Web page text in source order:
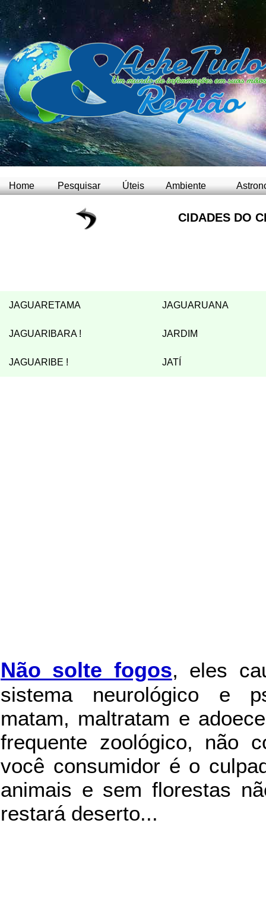
Home Pesquisar Úteis Ambiente
CIDADES DO
JAGUARETAMA JAGUARUANA
JAGUARIBARA! JARDIM
JAGUARIBE ! JATÍ
Não solte fogos, eles
sistema neurológico e
matam, maltratam e
frequente zoológico, não
você consumidor é o
animais e sem florestas
restará deserto...